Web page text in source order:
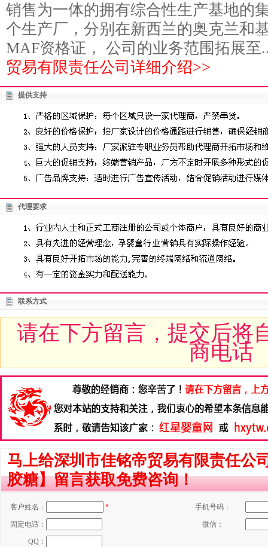
销售为一体的拥有综合性生产基地的
个生产厂，分别在新西兰的奥克兰和
MAF资格证， 公司的业务范围拓展
贸易有限责任公司详细介绍>>
提供支持
代理要求
联系方式
请在下方留言，提交后将
商电话
马上给深圳市佳铭帝贸易有限责任公
胶糖】留言获取免费咨询！
客户姓名： * 手机号码：
固定电话： 微信：
QQ：